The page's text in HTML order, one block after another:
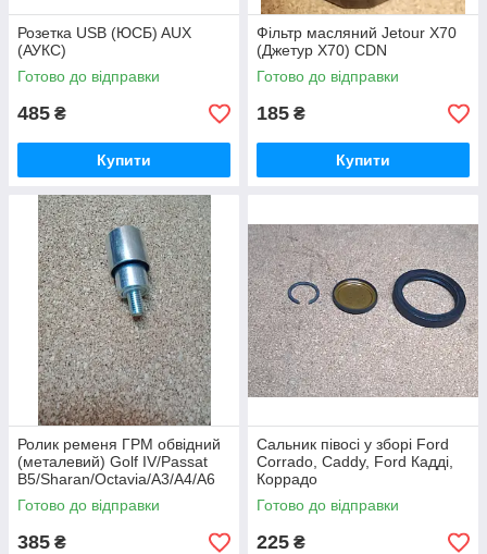
Розетка USB (ЮСБ) AUX
(АУКС)
Готово до відправки
485 ₴
Купити
Фільтр масляний Jetour X70
(Джетур Х70) CDN
Готово до відправки
185 ₴
Купити
Ролик ременя ГРМ обвідний
(металевий) Golf IV/Passat
B5/Sharan/Octavia/A3/A4/A6
Готово до відправки
385 ₴
Сальник півосі у зборі Ford
Corrado, Caddy, Ford Кадді,
Коррадо
Готово до відправки
225 ₴